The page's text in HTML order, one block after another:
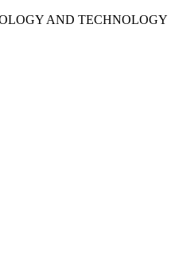
AND TECHNOLOGY